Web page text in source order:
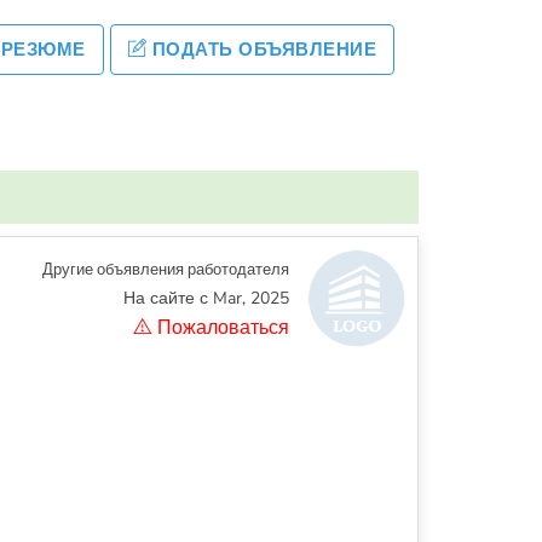
ПОДАТЬ ОБЪЯВЛЕНИЕ
Другие объявления работодателя
На сайте с Mar, 2025
Пожаловаться